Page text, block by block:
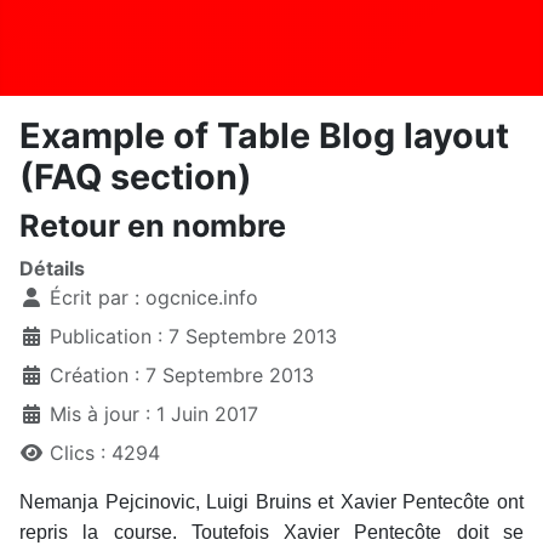
Example of Table Blog layout
(FAQ section)
Retour en nombre
Détails
Écrit par : ogcnice.info
Publication : 7 Septembre 2013
Création : 7 Septembre 2013
Mis à jour : 1 Juin 2017
Clics : 4294
Nemanja Pejcinovic, Luigi Bruins et Xavier Pentecôte ont
repris la course. Toutefois Xavier Pentecôte doit se